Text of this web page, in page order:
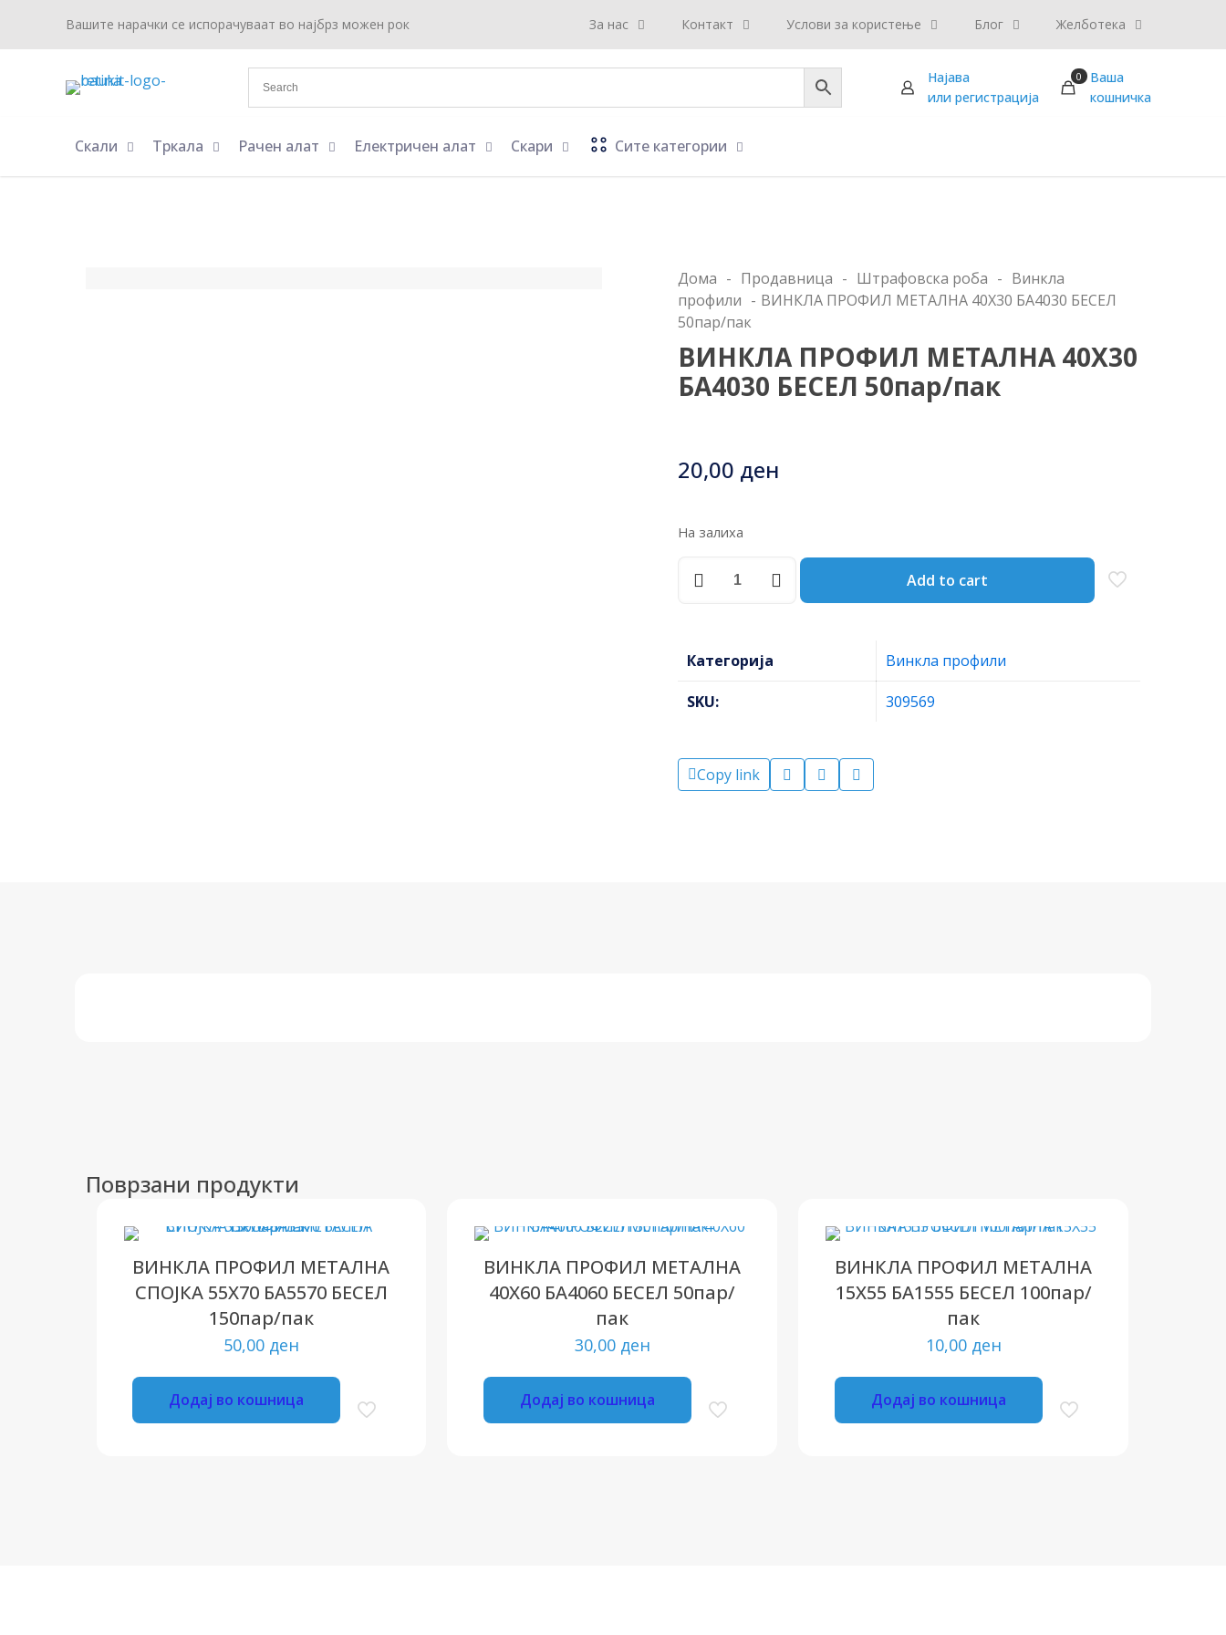
Вашите нарачки се испорачуваат во најбрз можен рок За нас Контакт Услови за користење Блог Желботека
Најава
или регистрација
0
Ваша
кошничка
Скали Тркала Рачен алат Електричен алат Скари Сите категории
Дома - Продавница - Штрафовска роба - Винкла
профили - ВИНКЛА ПРОФИЛ МЕТАЛНА 40X30 БА4030 БЕСЕЛ
50пар/пак
ВИНКЛА ПРОФИЛ МЕТАЛНА 40X30
БА4030 БЕСЕЛ 50пар/пак
20,00 ден
На залиха
ПРОФИЛ
БА4030
50пар/
Add to cart
Категорија Винкла профили
SKU: 309569
Copy link
Поврзани продукти
ВИНКЛА ПРОФИЛ МЕТАЛНА
СПОЈКА 55X70 БА5570 БЕСЕЛ
150пар/пак
50,00 ден
Додај во кошница
ВИНКЛА ПРОФИЛ МЕТАЛНА
40X60 БА4060 БЕСЕЛ 50пар/
пак
30,00 ден
Додај во кошница
ВИНКЛА ПРОФИЛ МЕТАЛНА
15X55 БА1555 БЕСЕЛ 100пар/
пак
10,00 ден
Додај во кошница